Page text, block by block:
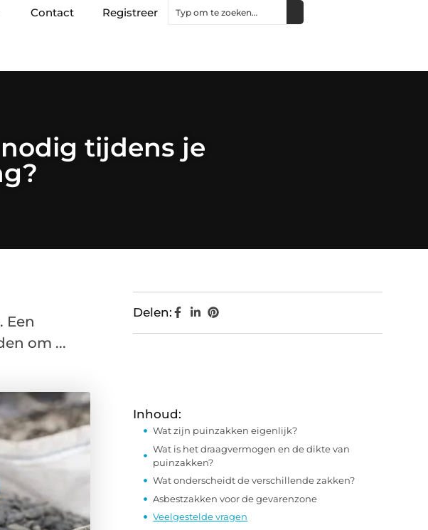
Contact Registreer
tijdens je
Een
om ...
Delen:
Inhoud:
Wat zijn puinzakken eigenlijk?
Wat is het draagvermogen en de dikte van
puinzakken?
Wat onderscheidt de verschillende zakken?
Asbestzakken voor de gevarenzone
Veelgestelde vragen